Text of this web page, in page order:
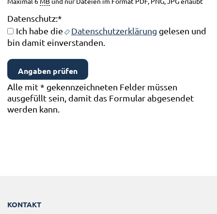
Datenschutz:*
Ich habe die
Datenschutzerklärung gelesen und
bin damit einverstanden.
Alle mit* gekennzeichneten Felder müssen
ausgefüllt sein, damit das Formular abgesendet
werden kann.
KONTAKT